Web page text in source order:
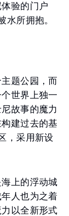
验的门户
所拥抱。
题公园，而
世界上独一
故事的魔力
建过去的基
，采用新设
上的浮动城
人也为之着
以全新形式